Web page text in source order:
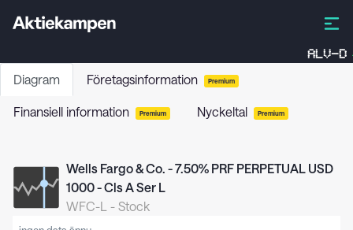
ALV-D
Diagram Företagsinformation Premium
Finansiell information Premium Nyckeltal Premium
Wells Fargo & Co. - 7.50% PRF PERPETUAL USD
1000 - Cls A Ser L
WFC-L - Stock